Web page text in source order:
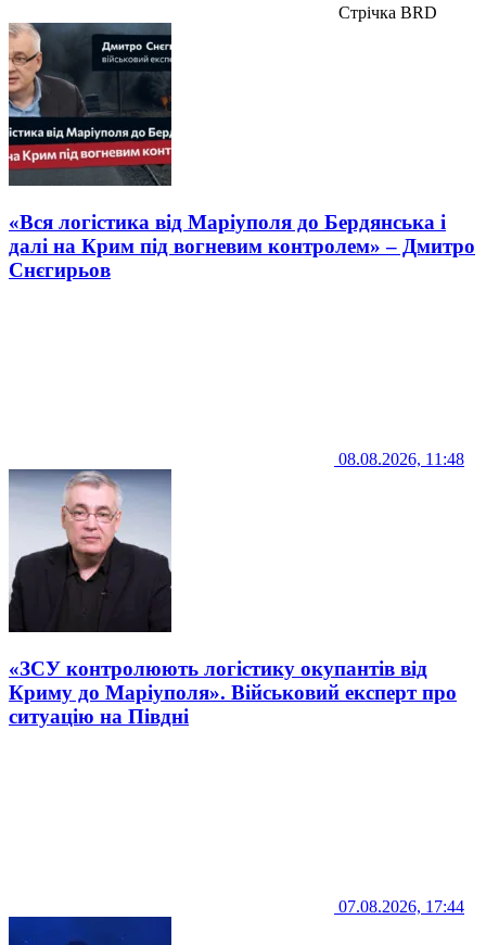
Стрічка BRD
«Вся логістика від Маріуполя до Бердянська і
далі на Крим під вогневим контролем» – Дмитро
Снєгирьов
08.08.2026, 11:48
«ЗСУ контролюють логістику окупантів від
Криму до Маріуполя». Військовий експерт про
ситуацію на Півдні
07.08.2026, 17:44